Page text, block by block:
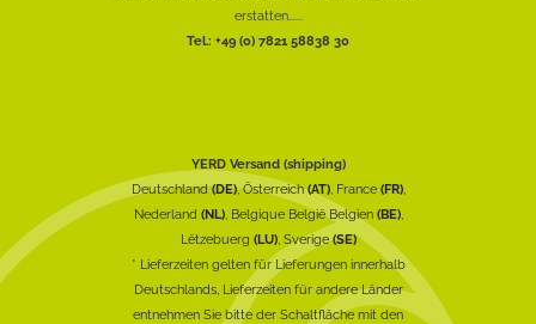
erstatten......
Tel.: +49 (0) 7821 58838 30
YERD Versand (shipping)
Deutschland(DE), Österreich(AT), France (FR),
Nederland (NL), Belgique België Belgien (BE),
Lëtzebuerg (LU), Sverige(SE)
* Lieferzeiten gelten für Lieferungen innerhalb
Deutschlands, Lieferzeiten für andere Länder
entnehmen Sie bitte der Schaltfläche mit den